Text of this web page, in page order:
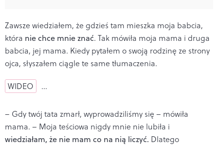
Zawsze wiedziałem, że gdzieś tam mieszka moja babcia,
która nie chce mnie znać. Tak mówiła moja mama i druga
babcia, jej mama. Kiedy pytałem o swoją rodzinę ze strony
ojca, słyszałem ciągle te same tłumaczenia.
WIDEO …
– Gdy twój tata zmarł, wyprowadziliśmy się – mówiła
mama. – Moja teściowa nigdy mnie nie lubiła i
wiedziałam, że nie mam co na nią liczyć. Dlatego